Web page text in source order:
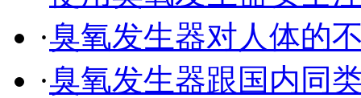
·臭氧发生器对人体的
·臭氧发生器跟国内同